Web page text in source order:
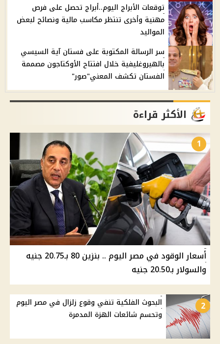
توقعات الأبراج اليوم..أبراج تحصل على فرص
مهنية وأخرى تنتظر مكاسب مالية ونصائح لبعض
المواليد
سر الرسالة المكتوبة على فستان آية السيسي
بالهيروغليفية خلال افتتاح الأوكتاجون مصممة
الفستان تكشف المعني"صور"
الأكثر قراءة
1
أسعار الوقود في مصر اليوم .. بنزين 80 بـ20.75 جنيه
والسولار بـ20.50 جنيه
2
البحوث الفلكية تنفي وقوع زلزال في مصر اليوم
وتحسم شائعات الهزة المدمرة